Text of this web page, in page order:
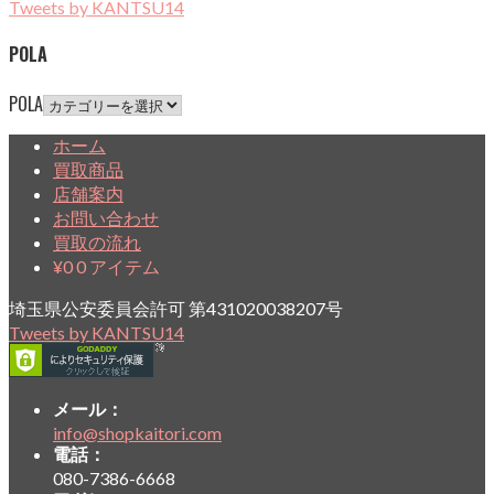
Tweets by KANTSU14
POLA
POLA
ホーム
買取商品
店舗案内
お問い合わせ
買取の流れ
¥00 アイテム
埼玉県公安委員会許可 第431020038207号
Tweets by KANTSU14
メール：
info@shopkaitori.com
電話：
080-7386-6668